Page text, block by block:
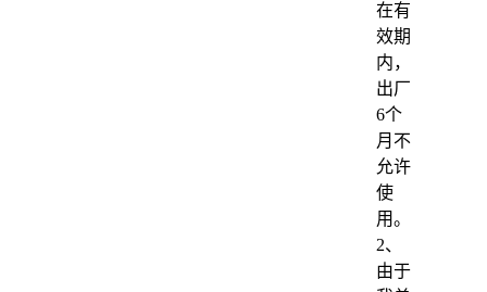
在有
效期
内，
出厂
6个
月不
允许
使
用。
2、
由于